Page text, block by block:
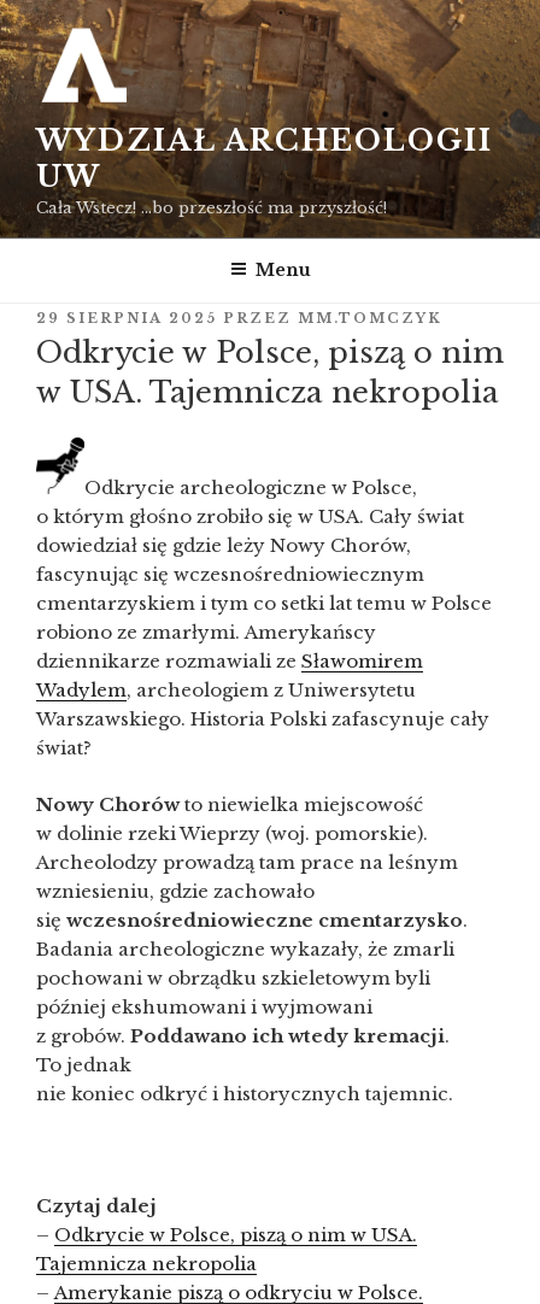
Przejdź
do
treści
WYDZIAŁ ARCHEOLOGII
UW
Cała Wstecz! …bo przeszłość ma przyszłość!
Menu
OPUBLIKOWANE
W
29 SIERPNIA 2025 PRZEZ MM.TOMCZYK
Odkrycie w Polsce, piszą o nim
w USA. Tajemnicza nekropolia
Odkrycie archeologiczne w Polsce,
o którym głośno zrobiło się w USA. Cały świat
dowiedział się gdzie leży Nowy Chorów,
fascynując się wczesnośredniowiecznym
cmentarzyskiem i tym co setki lat temu w Polsce
robiono ze zmarłymi. Amerykańscy
dziennikarze rozmawiali ze Sławomirem
Wadylem, archeologiem z Uniwersytetu
Warszawskiego. Historia Polski zafascynuje cały
świat?
Nowy Chorówto niewielka miejscowość
w dolinie rzeki Wieprzy (woj. pomorskie).
Archeolodzy prowadzą tam prace na leśnym
wzniesieniu, gdzie zachowało
się wczesnośredniowieczne cmentarzysko.
Badania archeologiczne wykazały, że zmarli
pochowani w obrządku szkieletowym byli
później ekshumowani i wyjmowani
z grobów. Poddawano ich wtedy kremacji.
To jednak
nie koniec odkryć i historycznych tajemnic.
Czytaj dalej
– Odkrycie w Polsce, piszą o nim w USA.
Tajemnicza nekropolia
– Amerykanie piszą o odkryciu w Polsce.